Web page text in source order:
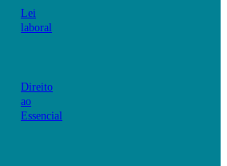
Lei
laboral
Direito
ao
Essencial